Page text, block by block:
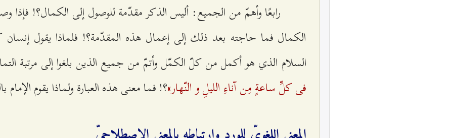
رابعًا وأهمّ من الجميع: أليس الذكر مقدّمة للوصول إلى الكمال؟! فإذا
الكمال فما حاجته بعد ذلك إلى إعمال هذه المقدّمة؟! فلماذا يقول إنسان
السلام الذي هو أكمل من كلّ الكمّل وأتمّ من جميع الذين بلغوا إلى مرتبة
فى كلِّ ساعةٍ مِن آناءِ الليلِ و النّهار»؟! فما معنى هذه العبارة ولماذا يقوم الإمام